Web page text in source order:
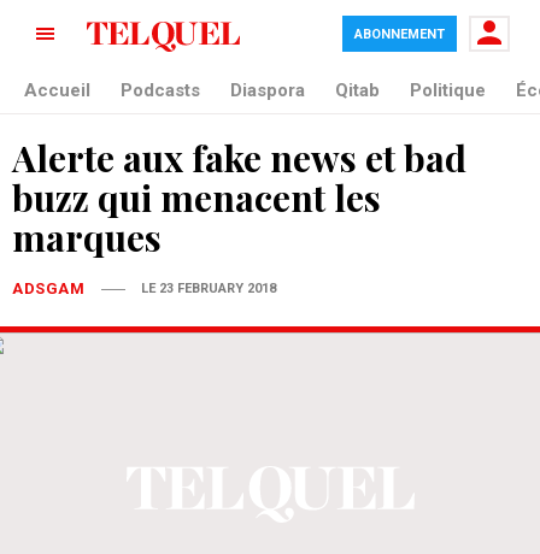
ABONNEMENT
Accueil Podcasts Diaspora Qitab Politique
Alerte aux fake news et bad
buzz qui menacent les
marques
ADSGAM LE 23 FEBRUARY 2018